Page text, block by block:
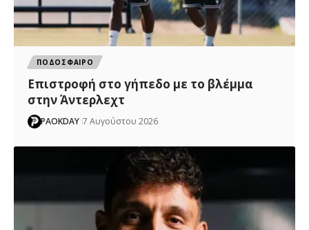
ΠΟΔΟΣΦΑΙΡΟ
Επιστροφή στο γήπεδο με το βλέμμα
στην Άντερλεχτ
PAOKDAY 7 Αυγούστου 2026